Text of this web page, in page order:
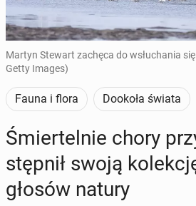
Martyn Stewart zachęca do wsłuchania
Getty Images)
Fauna i flora Dookoła świata
Śmier­tel­nie chory
stęp­nił swoją
gło­sów natury